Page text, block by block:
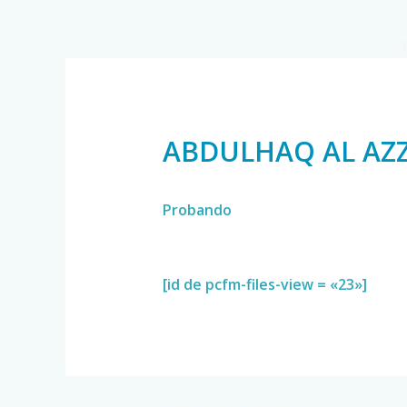
ABDULHAQ AL
Probando
[id de pcfm-files-view = «23»]